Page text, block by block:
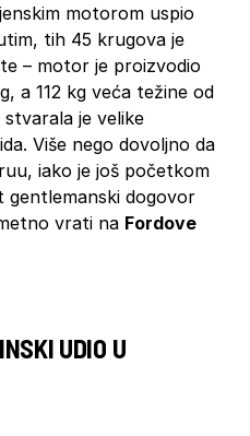
motorom uspio
tih 45 krugova je
– motor je proizvodio
a 112 kg veća težine od
je velike
Više nego dovoljno da
iako je još početkom
gentlemanski dogovor
vrati na Fordove
UDIO U